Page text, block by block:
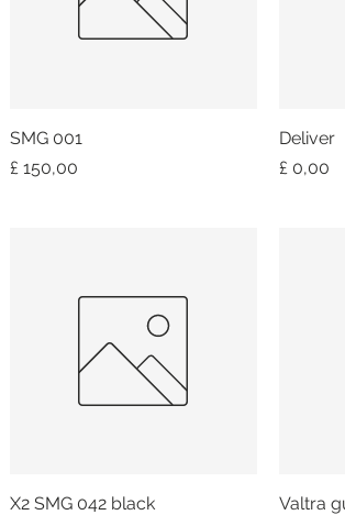
SMG 001
Prijs
£ 150,00
Deliver
Prijs
£ 0,00
Snel overzicht
X2 SMG 042 black
Valtra